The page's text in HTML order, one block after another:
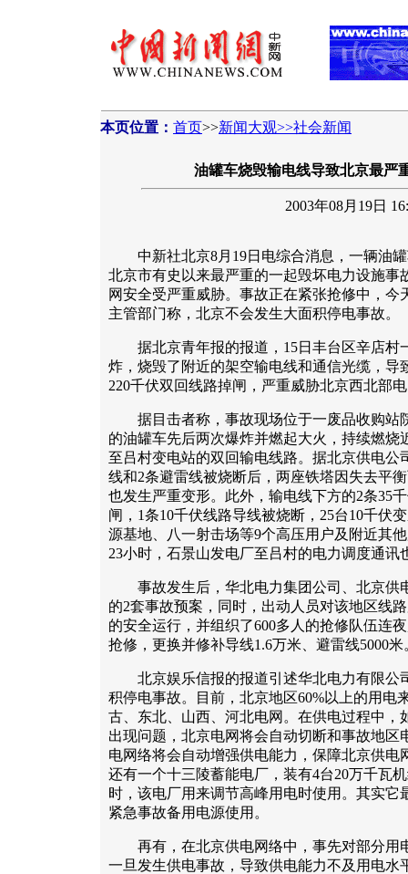
本页位置： 首页>>新闻大观>>社会新闻
油罐车烧毁输电线导致北京最严
2003年08月19日
中新社北京8月19日电综合消息，一辆油罐
北京市有史以来最严重的一起毁坏电力设施事
网安全受严重威胁。事故正在紧张抢修中，今
主管部门称，北京不会发生大面积停电事故。
据北京青年报的报道，15日丰台区辛店村
炸，烧毁了附近的架空输电线和通信光缆，导
220千伏双回线路掉闸，严重威胁北京西北部
据目击者称，事故现场位于一废品收购站
的油罐车先后两次爆炸并燃起大火，持续燃烧
至吕村变电站的双回输电线路。据北京供电公
线和2条避雷线被烧断后，两座铁塔因失去平
也发生严重变形。此外，输电线下方的2条35
闸，1条10千伏线路导线被烧断，25台10千伏
源基地、八一射击场等9个高压用户及附近其
23小时，石景山发电厂至吕村的电力调度通讯
事故发生后，华北电力集团公司、北京供
的2套事故预案，同时，出动人员对该地区线
的安全运行，并组织了600多人的抢修队伍连
抢修，更换并修补导线1.6万米、避雷线5000米
北京娱乐信报的报道引述华北电力有限公
积停电事故。目前，北京地区60%以上的用电
古、东北、山西、河北电网。在供电过程中，
出现问题，北京电网将会自动切断和事故地区
电网络将会自动增强供电能力，保障北京供电
还有一个十三陵蓄能电厂，装有4台20万千瓦
时，该电厂用来调节高峰用电时使用。其实它
紧急事故备用电源使用。
再有，在北京供电网络中，事先对部分用
一旦发生供电事故，导致供电能力不及用电水